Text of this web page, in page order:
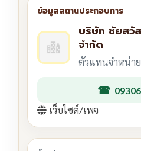
บริษัท ชัยสวั
จำกัด
ตัวแทนจำหน่า
เว็บไซต์/เพจ